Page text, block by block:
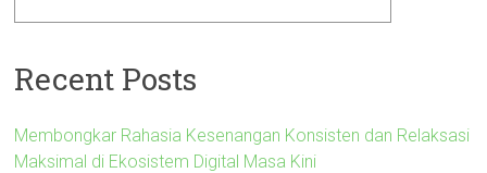
Recent Posts
Membongkar Rahasia Kesenangan Konsisten dan Relaksasi
Maksimal di Ekosistem Digital Masa Kini